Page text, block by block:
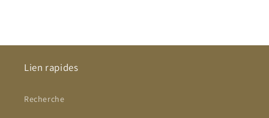
Lien rapides
Recherche